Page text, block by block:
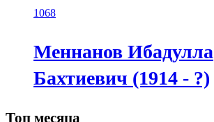
1068
Меннанов Ибадулла
Бахтиевич (1914 - ?)
Топ месяца